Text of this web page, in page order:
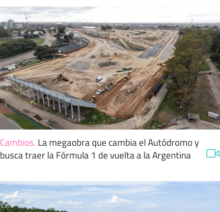
Cambios. La megaobra que cambia el Autódromo y
busca traer la Fórmula 1 de vuelta a la Argentina